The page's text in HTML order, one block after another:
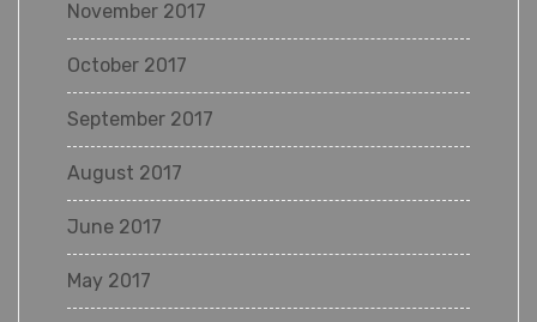
November 2017
October 2017
September 2017
August 2017
June 2017
May 2017